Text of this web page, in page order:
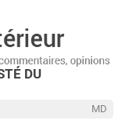
DU
MD